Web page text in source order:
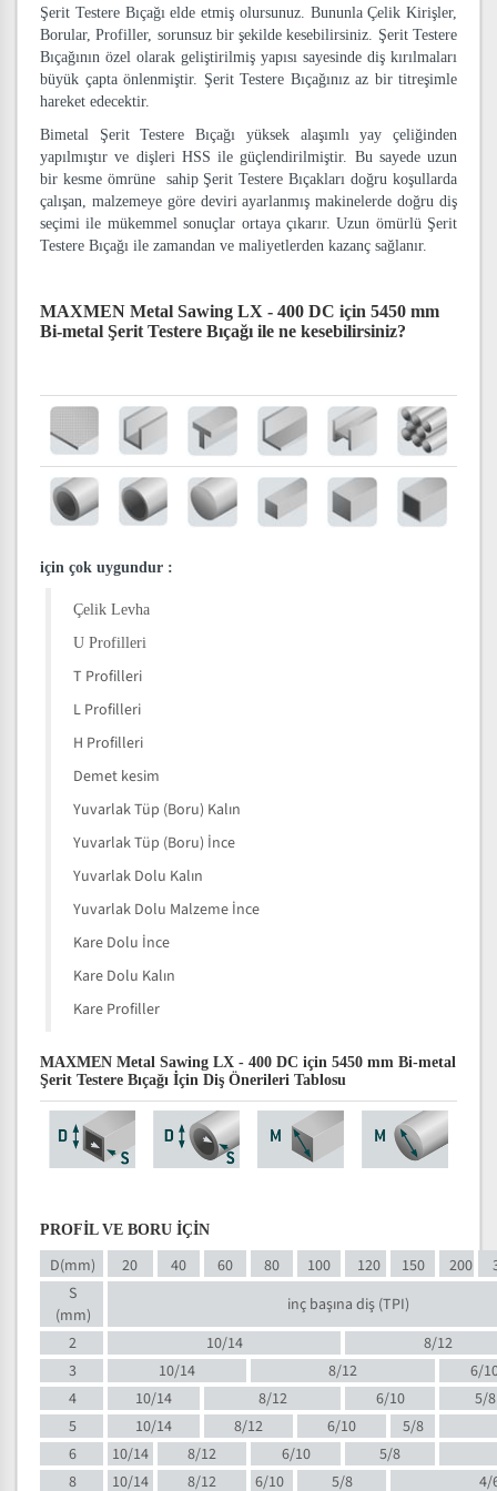
Şerit Testere Bıçağı elde etmiş olursunuz. Bununla Çelik Kirişler,
Borular, Profiller, sorunsuz bir şekilde kesebilirsiniz. Şerit Testere
Bıçağının özel olarak geliştirilmiş yapısı sayesinde diş kırılmaları
büyük çapta önlenmiştir. Şerit Testere Bıçağınız az bir titreşimle
hareket edecektir.
Bimetal Şerit Testere Bıçağı yüksek alaşımlı yay çeliğinden
yapılmıştır ve dişleri HSS ile güçlendirilmiştir. Bu sayede uzun
bir kesme ömrüne sahip Şerit Testere Bıçakları doğru koşullarda
çalışan, malzemeye göre deviri ayarlanmış makinelerde doğru diş
seçimi ile mükemmel sonuçlar ortaya çıkarır. Uzun ömürlü Şerit
Testere Bıçağı ile zamandan ve maliyetlerden kazanç sağlanır.
MAXMEN Metal Sawing LX - 400 DC için 5450 mm
Bi-metal Şerit Testere Bıçağı ile ne kesebilirsiniz?
için çok uygundur :
Çelik Levha
U Profilleri
T Profilleri
L Profilleri
H Profilleri
Demet kesim
Yuvarlak Tüp (Boru) Kalın
Yuvarlak Tüp (Boru) İnce
Yuvarlak Dolu Kalın
Yuvarlak Dolu Malzeme İnce
Kare Dolu İnce
Kare Dolu Kalın
Kare Profiller
MAXMEN Metal Sawing LX - 400 DC için 5450 mm Bi-metal
Şerit Testere Bıçağı İçin Diş Önerileri Tablosu
PROFİL VE BORU İÇİN
D(mm) 20 40 60 80 100 120 150 200
S
(mm)
inç başına diş (TPI)
2
10/14
8/12
3
10/14 8/12
6/
4
10/14 8/12 6/10
5/8
5
10/14 8/12 6/10
5/8
6
10/14 8/12 6/10
5/8
8
10/14 8/12 6/10 5/8
4/